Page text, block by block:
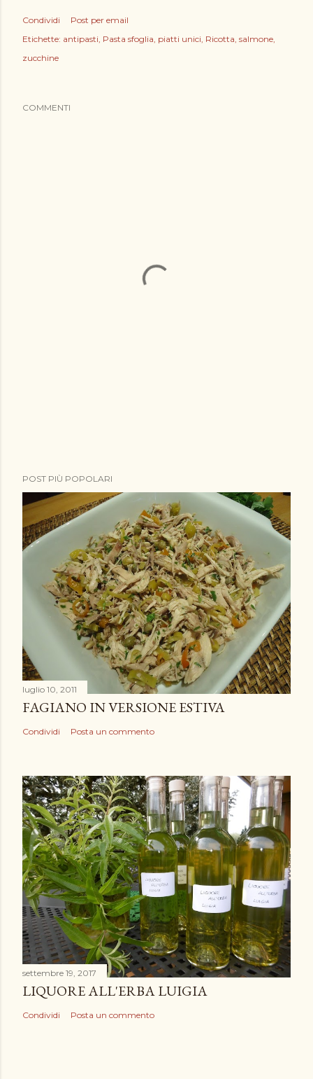
Condividi
Post per email
Etichette: antipasti Pasta sfoglia piatti unici Ricotta salmone
zucchine
COMMENTI
POST PIÙ POPOLARI
luglio 10, 2011
FAGIANO IN VERSIONE ESTIVA
Condividi Posta un commento
settembre 19, 2017
LIQUORE ALL'ERBA LUIGIA
Condividi Posta un commento